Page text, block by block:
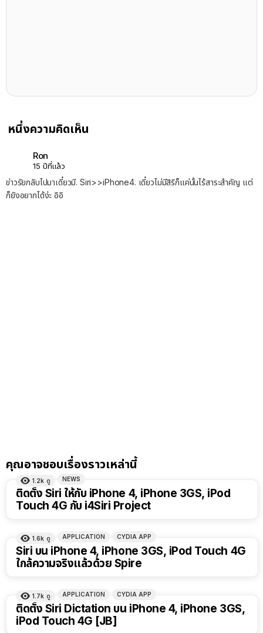
หนึ่งความคิดเห็น
Ron
15 ปีที่แล้ว
ข่าวรัยกลับไปมาเดี๋ยวมี. Siri>>iPhone4. เดี๋ยวไม่มีสิริก็แค่นั้นไร้สาระสำคัญ แต่
ก็ยังอยากได้ง่ะ อิอิ
คุณอาจชอบเรื่องราวเหล่านี้
1.2k ดู NEWS
ติดตั้ง Siri ให้กับ iPhone 4, iPhone 3GS, iPod
Touch 4G กับ i4Siri Project
1.6k ดู APPLICATION CYDIA APP
Siri บน iPhone 4, iPhone 3GS, iPod Touch 4G
ใกล้ความจริงแล้วด้วย Spire
1.7k ดู APPLICATION CYDIA APP
ติดตั้ง Siri Dictation บน iPhone 4, iPhone 3GS,
iPod Touch 4G [JB]